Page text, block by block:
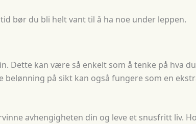
bør du bli helt vant til å ha noe under leppen.
Dette kan være så enkelt som å tenke på hva
på sikt kan også fungere som en
avhengigheten din og leve et snusfritt liv.